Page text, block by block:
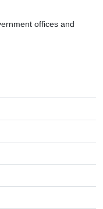
offices and